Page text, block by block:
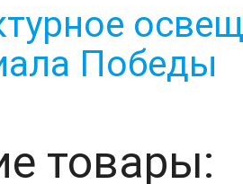
Победы
товары: